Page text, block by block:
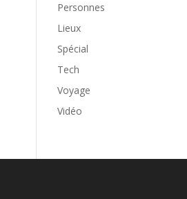
Personnes
Lieux
Spécial
Tech
Voyage
Vidéo